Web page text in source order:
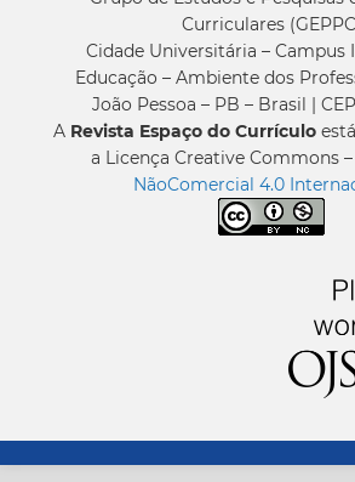
Curriculares
Cidade Universitária – Campus
Educação – Ambiente dos
João Pessoa – PB – Brasil |
A Revista Espaço do Currículo
a Licença Creative Commons –
NãoComercial 4.0